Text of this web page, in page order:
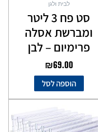
לבית ולגן
סט פח 3 ליטר
ומברשת אסלה
פרימיום – לבן
₪69.00
הוספה לסל